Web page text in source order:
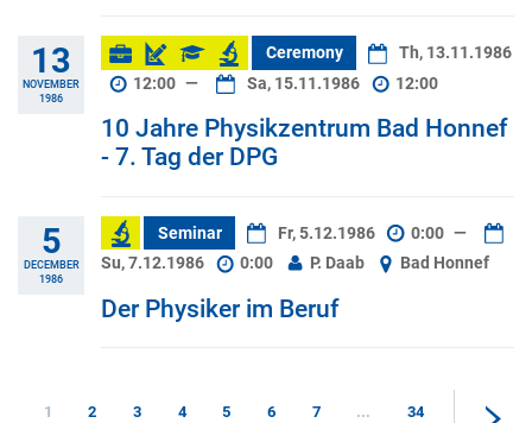
13
NOVEMBER
1986
Ceremony
Th, 13.11.1986
12:00 — Sa, 15.11.1986 12:00
10 Jahre Physikzentrum Bad Honnef
- 7. Tag der DPG
5
DECEMBER
1986
Seminar Fr, 5.12.1986 0:00 —
Su, 7.12.1986
0:00 P. Daab Bad Honnef
Der Physiker im Beruf
1 2 3 4 5 6 7 ... 34